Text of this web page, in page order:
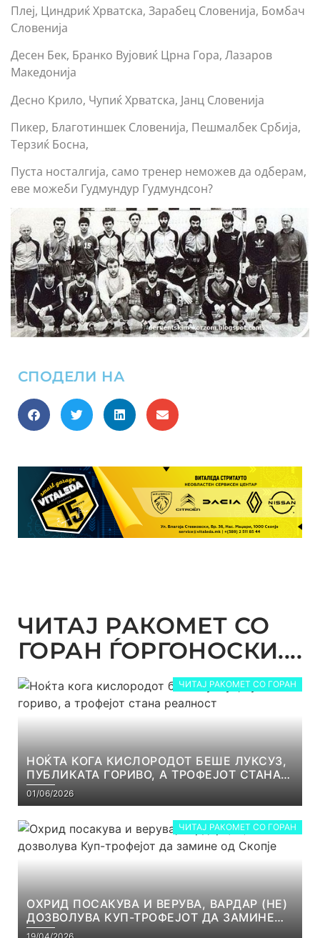
Плеј, Циндриќ Хрватска, Зарабец Словенија, Бомбач
Словенија
Десен Бек, Бранко Вујовиќ Црна Гора, Лазаров
Македонија
Десно Крило, Чупиќ Хрватска, Јанц Словенија
Пикер, Благотиншек Словенија, Пешмалбек Србија,
Терзиќ Босна,
Пуста носталгија, само тренер неможев да одберам,
еве можеби Гудмундур Гудмундсон?
СПОДЕЛИ НА
ЧИТАЈ РАКОМЕТ СО
ГОРАН ЃОРГОНОСКИ....
ЧИТАЈ РАКОМЕТ СО ГОРАН
НОЌТА КОГА КИСЛОРОДОТ БЕШЕ ЛУКСУЗ,
ПУБЛИКАТА ГОРИВО, А ТРОФЕЈОТ СТАНА
РЕАЛНОСТ
01/06/2026
ЧИТАЈ РАКОМЕТ СО ГОРАН
ОХРИД ПОСАКУВА И ВЕРУВА, ВАРДАР (НЕ)
ДОЗВОЛУВА КУП-ТРОФЕЈОТ ДА ЗАМИНЕ
ОД СКОПЈЕ